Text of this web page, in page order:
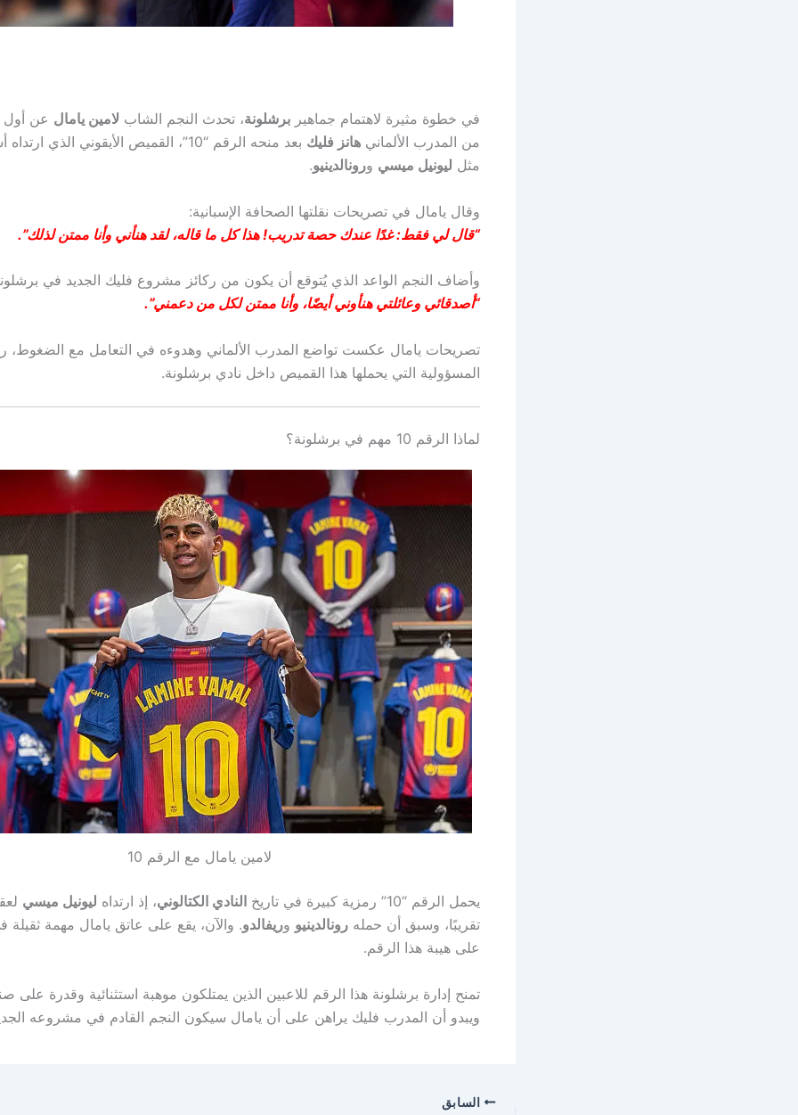
في خطوة مثيرة لاهتمام جماهير برشلونة، تحدث النجم الشاب لامين يامال عن أول
من المدرب الألماني هانز فليك
بعد منحه الرقم “10”، القميص الأيقوني الذي
مثل ليونيل ميسي ورونالدينيو.
وقال يامال في تصريحات نقلتها الصحافة الإسبانية:
“قال لي فقط: غدًا عندك حصة تدريب! هذا كل ما قاله، لقد هنأني وأنا ممتن لذلك”.
وأضاف النجم الواعد الذي يُتوقع أن يكون من ركائز مشروع فليك الجديد في
“أصدقائي وعائلتي هنأوني أيضًا، وأنا ممتن لكل من دعمني”.
تصريحات يامال عكست تواضع المدرب الألماني وهدوءه في التعامل مع
المسؤولية التي يحملها هذا القميص داخل نادي برشلونة.
لماذا الرقم 10 مهم في برشلونة؟
لامين يامال مع الرقم 10
يحمل الرقم “10” رمزية كبيرة في تاريخ النادي الكتالوني، إذ ارتداه ليونيل ميسي
تقريبًا، وسبق أن حمله رونالدينيو وريفالدو. والآن، يقع على عاتق يامال مهمة ثقيلة
على هيبة هذا الرقم.
تمنح إدارة برشلونة هذا الرقم للاعبين الذين يمتلكون موهبة استثنائية وقدرة على
ويبدو أن المدرب فليك يراهن على أن يامال سيكون النجم القادم في مشروعه
السابق